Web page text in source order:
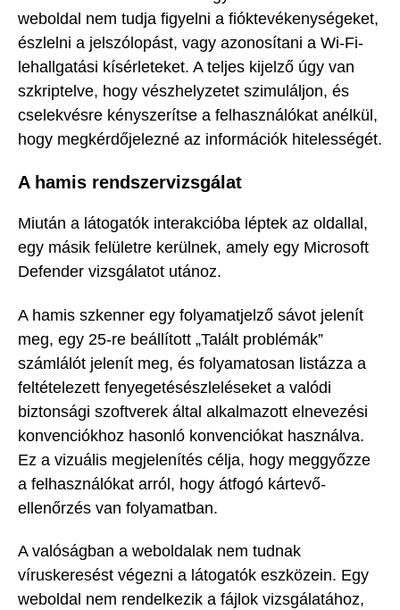
weboldal nem tudja figyelni a fióktevékenységeket,
észlelni a jelszólopást, vagy azonosítani a Wi-Fi-
lehallgatási kísérleteket. A teljes kijelző úgy van
szkriptelve, hogy vészhelyzetet szimuláljon, és
cselekvésre kényszerítse a felhasználókat anélkül,
hogy megkérdőjelezné az információk hitelességét.
A hamis rendszervizsgálat
Miután a látogatók interakcióba léptek az oldallal,
egy másik felületre kerülnek, amely egy Microsoft
Defender vizsgálatot utánoz.
A hamis szkenner egy folyamatjelző sávot jelenít
meg, egy 25-re beállított „Talált problémák”
számlálót jelenít meg, és folyamatosan listázza a
feltételezett fenyegetésészleléseket a valódi
biztonsági szoftverek által alkalmazott elnevezési
konvenciókhoz hasonló konvenciókat használva.
Ez a vizuális megjelenítés célja, hogy meggyőzze
a felhasználókat arról, hogy átfogó kártevő-
ellenőrzés van folyamatban.
A valóságban a weboldalak nem tudnak
víruskeresést végezni a látogatók eszközein. Egy
weboldal nem rendelkezik a fájlok vizsgálatához,